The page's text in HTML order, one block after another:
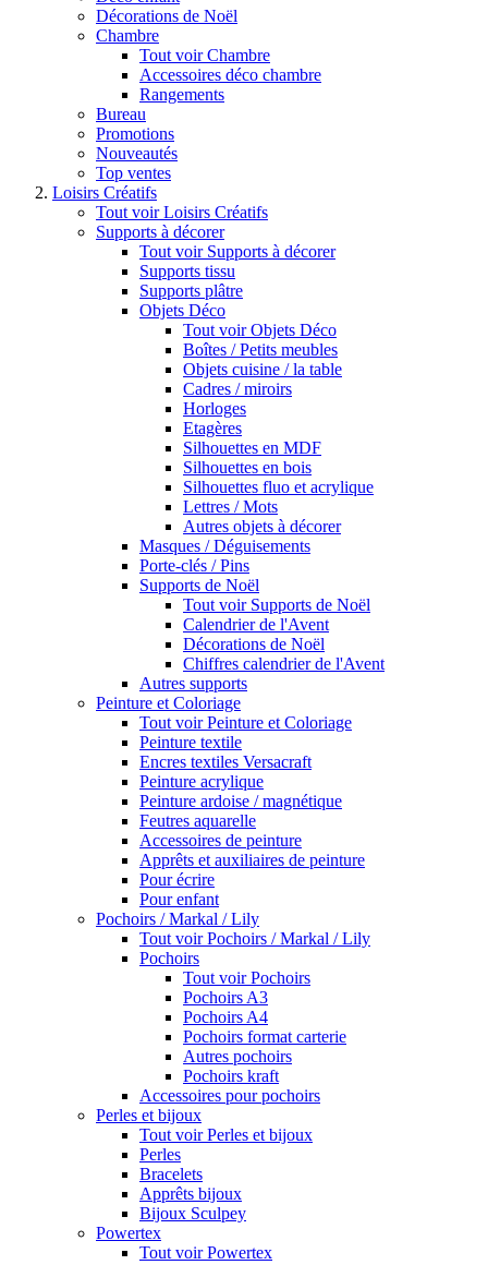
Décorations de Noël
Chambre
Tout voir Chambre
Accessoires déco chambre
Rangements
Bureau
Promotions
Nouveautés
Top ventes
Loisirs Créatifs
Tout voir Loisirs Créatifs
Supports à décorer
Tout voir Supports à décorer
Supports tissu
Supports plâtre
Objets Déco
Tout voir Objets Déco
Boîtes / Petits meubles
Objets cuisine / la table
Cadres / miroirs
Horloges
Etagères
Silhouettes en MDF
Silhouettes en bois
Silhouettes fluo et acrylique
Lettres / Mots
Autres objets à décorer
Masques / Déguisements
Porte-clés / Pins
Supports de Noël
Tout voir Supports de Noël
Calendrier de l'Avent
Décorations de Noël
Chiffres calendrier de l'Avent
Autres supports
Peinture et Coloriage
Tout voir Peinture et Coloriage
Peinture textile
Encres textiles Versacraft
Peinture acrylique
Peinture ardoise / magnétique
Feutres aquarelle
Accessoires de peinture
Apprêts et auxiliaires de peinture
Pour écrire
Pour enfant
Pochoirs / Markal / Lily
Tout voir Pochoirs / Markal / Lily
Pochoirs
Tout voir Pochoirs
Pochoirs A3
Pochoirs A4
Pochoirs format carterie
Autres pochoirs
Pochoirs kraft
Accessoires pour pochoirs
Perles et bijoux
Tout voir Perles et bijoux
Perles
Bracelets
Apprêts bijoux
Bijoux Sculpey
Powertex
Tout voir Powertex